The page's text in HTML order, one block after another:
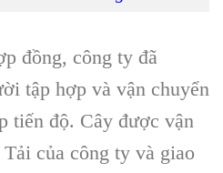
đồng, công ty đã
tập hợp và vận chuyển
tiến độ. Cây được vận
của công ty và giao